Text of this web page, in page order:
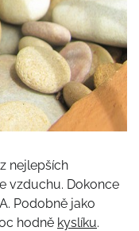
nejlepších
vzduchu. Dokonce
Podobně jako
hodně kyslíku.